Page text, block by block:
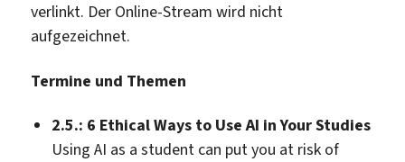
verlinkt. Der Online-Stream wird nicht
aufgezeichnet.
Termine und Themen
2.5.: 6 Ethical Ways to Use AI in Your Studies
Using AI as a student can put you at risk of